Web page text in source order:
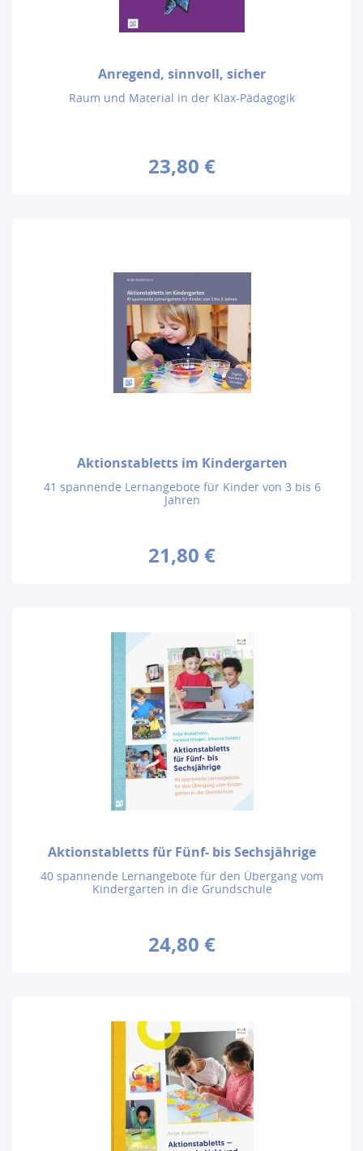
Anregend, sinnvoll, sicher
Raum und Material in der Klax-Pädagogik
23,80 €
Aktionstabletts im Kindergarten
41 spannende Lernangebote für Kinder von 3 bis 6
Jahren
21,80 €
Aktionstabletts für Fünf- bis Sechsjährige
40 spannende Lernangebote für den Übergang vom
Kindergarten in die Grundschule
24,80 €